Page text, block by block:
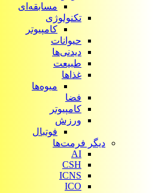
مسابقه‌ای
تکنولوژی
کامپیوتر
حیوانات
دیدنی‌ها
طبیعت
غذاها
میوه‌ها
فضا
کامپیوتر
ورزش
فوتبال
دیگر فرمت‌ها
AI
CSH
ICNS
ICO